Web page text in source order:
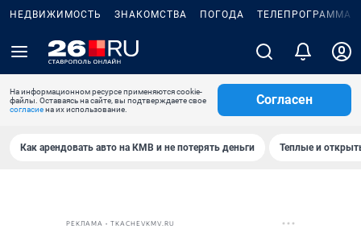
НЕДВИЖИМОСТЬ ЗНАКОМСТВА ПОГОДА ТЕЛЕПРОГРАММА
На информационном ресурсе применяются cookie-
файлы. Оставаясь на сайте, вы подтверждаете свое
согласиена их использование.
Согласен
Как арендовать авто на КМВ и не потерять деньги Теплые и
РЕКЛАМА • TKACHEVKMV.RU